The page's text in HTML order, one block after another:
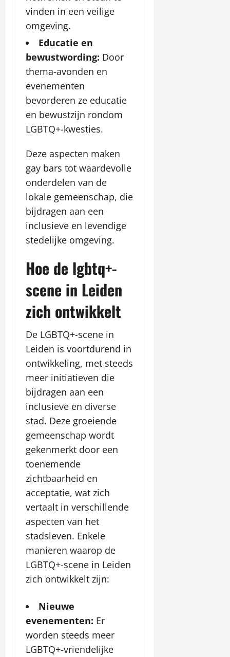
vinden in een veilige
omgeving.
Educatie en
bewustwording: Door
thema-avonden en
evenementen
bevorderen ze educatie
en bewustzijn rondom
LGBTQ+-kwesties.
Deze aspecten maken
gay bars tot waardevolle
onderdelen van de
lokale gemeenschap, die
bijdragen aan een
inclusieve en levendige
stedelijke omgeving.
Hoe de lgbtq+-
scene in Leiden
zich ontwikkelt
De LGBTQ+-scene in
Leiden is voortdurend in
ontwikkeling, met steeds
meer initiatieven die
bijdragen aan een
inclusieve en diverse
stad. Deze groeiende
gemeenschap wordt
gekenmerkt door een
toenemende
zichtbaarheid en
acceptatie, wat zich
vertaalt in verschillende
aspecten van het
stadsleven. Enkele
manieren waarop de
LGBTQ+-scene in Leiden
zich ontwikkelt zijn:
Nieuwe
evenementen: Er
worden steeds meer
LGBTQ+-vriendelijke